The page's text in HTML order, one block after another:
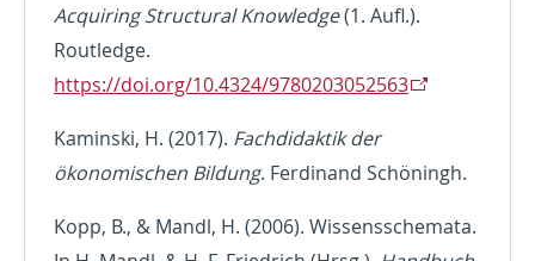
Acquiring Structural Knowledge(1. Aufl.).
Routledge.
https://doi.org/10.4324/9780203052563
Kaminski, H. (2017). Fachdidaktik der
ökonomischen Bildung. Ferdinand Schöningh.
Kopp, B., & Mandl, H. (2006). Wissensschemata.